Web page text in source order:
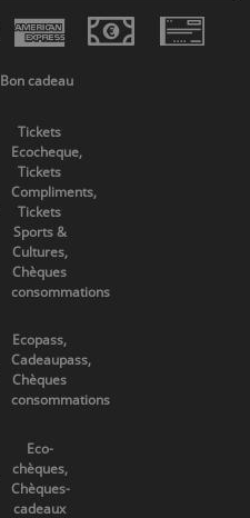
Bon cadeau
Tickets
Ecocheque,
Tickets
Compliments,
Tickets
Sports &
Cultures,
Chèques
consommations
Ecopass,
Cadeaupass,
Chèques
consommations
Eco-
chèques,
Chèques-
cadeaux